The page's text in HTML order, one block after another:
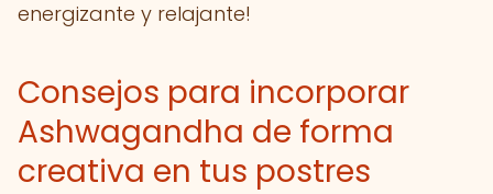
energizante y relajante!
Consejos para incorporar
Ashwagandha de forma
creativa en tus postres